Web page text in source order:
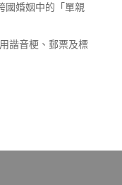
國婚姻中的「單親
諧音梗、郵票及標